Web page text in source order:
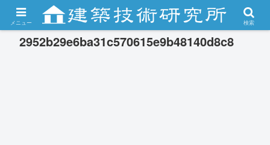
2952b29e6ba31c570615e9b48140d8c8
メニュー 検索